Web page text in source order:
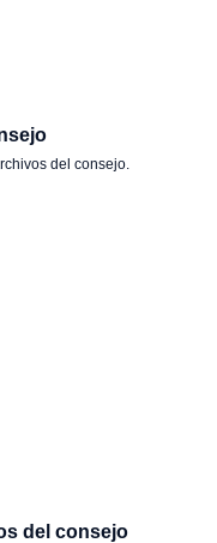
del consejo.
del consejo